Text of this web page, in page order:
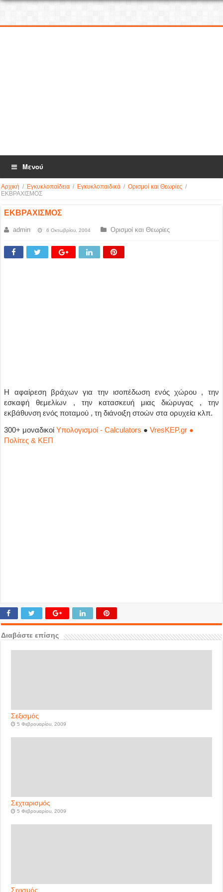
Μενού
Αρχική / Εγκυκλοπαίδεια / Εγκυκλοπαιδικά / Ορισμοί και Θεωρίες /
ΕΚΒΡΑΧΙΣΜΟΣ
ΕΚΒΡΑΧΙΣΜΟΣ
admin 6 Οκτωβρίου, 2004 Ορισμοί και Θεωρίες
Η αφαίρεση βράχων για την ισοπέδωση ενός χώρου , την
εσκαφή θεμελίων , την κατασκευή μιας διώρυγας , την
εκβάθυνση ενός ποταμού , τη διάνοιξη στοών στα ορυχεία κλπ.
300+ μοναδικοίΥπολογισμοί - Calculators ●VresKEP.gr ●
Πολίτες & ΚΕΠ
Διαβάστε επίσης
Σεξισμός
5 Φεβρουαρίου, 2009
Σεχταρισμός
5 Φεβρουαρίου, 2009
Σιχισμός